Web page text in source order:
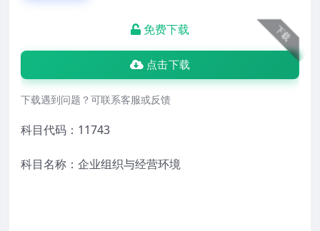
下载
免费下载
点击下载
下载遇到问题？可联系客服或反馈
科目代码： 11743
科目名称：企业组织与经营环境